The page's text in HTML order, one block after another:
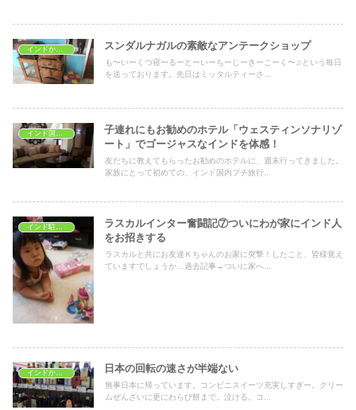
インドから一時帰国 スンダルナガルの素敵なアンテークショップ
も〜いーくつ寝ーるーとーいーちーじーきーこーく〜♫という毎日
を送っております。先日はミッタルティーさ...
子連れにもお勧めのホテル「ウェスティンソナリゾ
ート」でゴージャスなインドを体感！
友だちに教えてもらったお勧めのホテルに、週末行ってきました。
家族にとって初めての、インド国内プチ旅行...
ラスカルインター奮闘記⑦ついにわが家にインド人
をお招きする
ラスカルと共にお友達Ｋちゃんのお家に突撃！したこと、皆様覚え
ていますでしょうか…過去記事→ついに家へ...
日本の回転の速さが半端ない
無事日本に帰っています。コンビニスイーツ充実しすぎー。クリー
ムぜんざいに更にわらび餅まで。泣ける。コ...